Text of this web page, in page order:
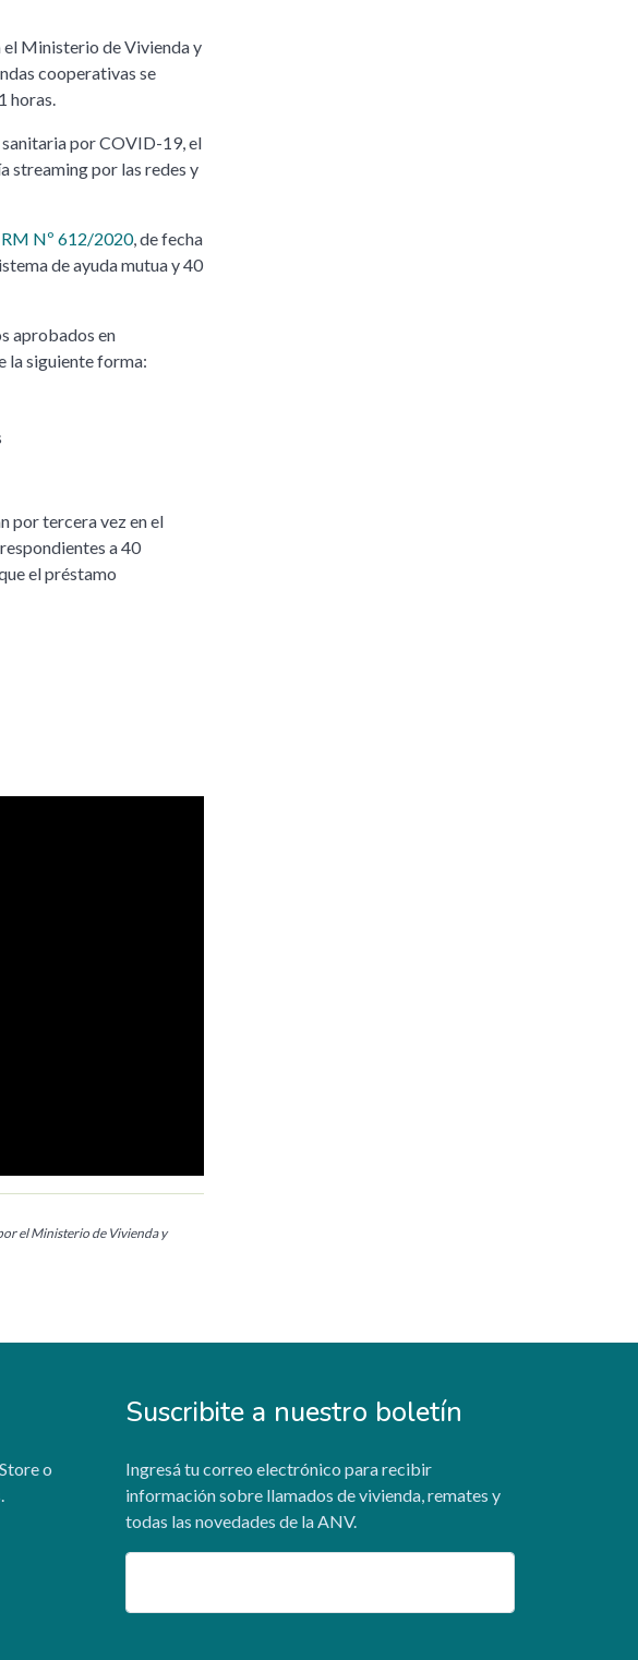
Ministerio de Vivienda y
cooperativas se
horas.
por COVID-19, el
streaming por las redes y
RM Nº 612/2020, de fecha
de ayuda mutua y 40
aprobados en
la siguiente forma:
por tercera vez en el
a 40
el préstamo
el Ministerio de Vivienda y
o
Suscribite a nuestro boletín
Ingresá tu correo electrónico para recibir
información sobre llamados de vivienda, remates y
todas las novedades de la ANV.
Email